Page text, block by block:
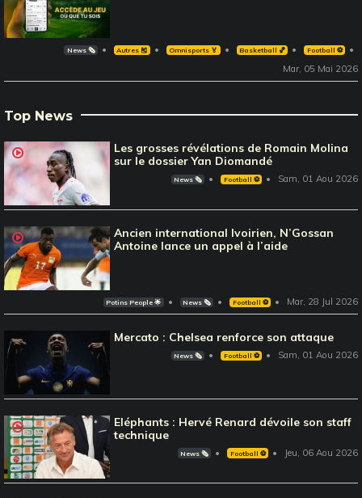
News 🗞️ Autres 🎽 Omnisports 🏅 Basketball 🏀 Football ⚽️
Mar, 05 Mai 2026
Top News
Les grosses révélations de Romain Molina
sur le dossier Yan Diomandé
News 🗞️ Football ⚽️ Sam, 01 Aou 2026
Ancien international Ivoirien, N’Gossan
Antoine lance un appel à l’aide
Potins People 🌟 News 🗞️ Football ⚽️ Mar, 28 Jul 2026
Mercato : Chelsea renforce son attaque
News 🗞️ Football ⚽️ Sam, 01 Aou 2026
Eléphants : Hervé Renard dévoile son staff
technique
News 🗞️ Football ⚽️ Jeu, 06 Aou 2026